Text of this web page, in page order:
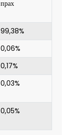
прах
99,38%
0,06%
0,17%
0,03%
0,05%